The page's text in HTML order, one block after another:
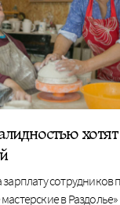
хотят
сотрудников
в Раздолье»